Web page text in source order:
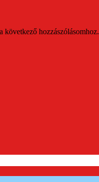
következő hozzászólásomhoz.